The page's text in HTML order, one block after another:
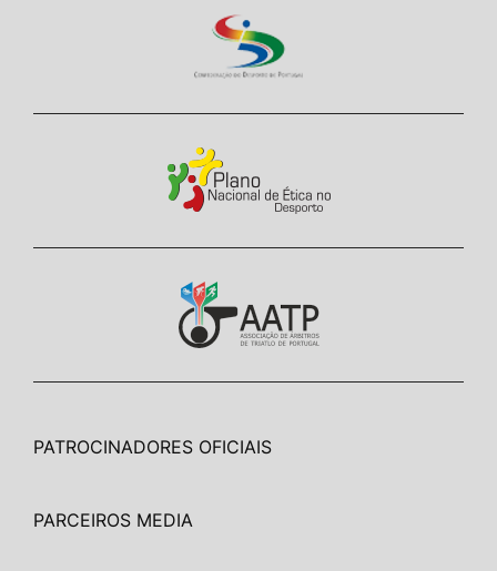
PATROCINADORES OFICIAIS
PARCEIROS MEDIA